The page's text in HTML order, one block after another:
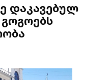
დაკავებულ